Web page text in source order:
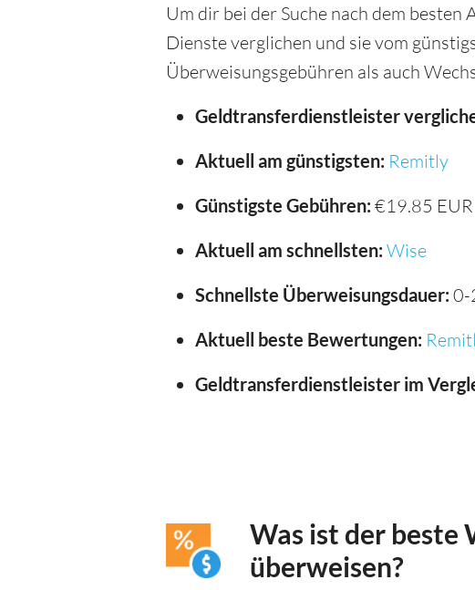
Um dir bei der Suche nach dem
Dienste verglichen und sie vom
Überweisungsgebühren als auch
Geldtransferdienstleister
Aktuell am günstigsten: Remitly
Günstigste Gebühren: €19.85 EUR
Aktuell am schnellsten: Wise
Schnellste Überweisungsdauer: 0-
Aktuell beste Bewertungen:
Geldtransferdienstleister im
Was ist der beste
überweisen?